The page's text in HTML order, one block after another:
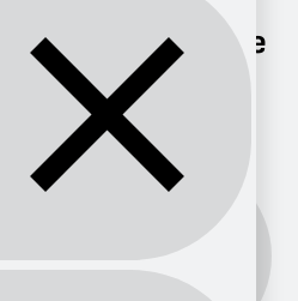
Radios AM 1350 de
Música Mexicana
Género:Mexicana